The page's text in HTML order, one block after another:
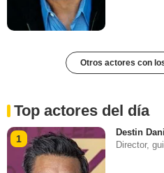
Otros actores con
Top actores del día
1
Destin
Director,